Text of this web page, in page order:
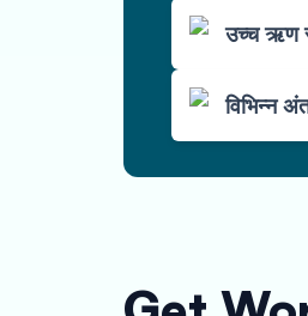
उच्च ऋण
विभिन्न